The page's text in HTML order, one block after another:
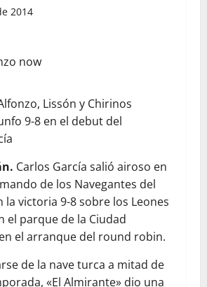
2014
Lissón y Chirinos
9-8 en el debut del
Carlos García salió airoso en
de los Navegantes del
la victoria 9-8 sobre los Leones
el parque de la Ciudad
el arranque del round robin.
de la nave turca a mitad de
«El Almirante» dio una